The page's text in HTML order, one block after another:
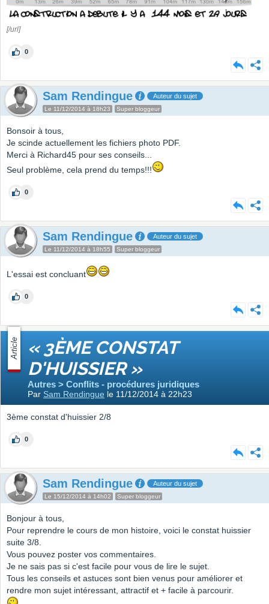
[/url]
0
Sam Rendingue Auteur du sujet
Le 11/12/2014 à 18h23 Super bloggeur
Bonsoir à tous,
Je scinde actuellement les fichiers photo PDF.
Merci à Richard45 pour ses conseils...
Seul problème, cela prend du temps!!!
0
Sam Rendingue Auteur du sujet
Le 11/12/2014 à 18h55 Super bloggeur
L'essai est concluant
0
Article « 3ÈME CONSTAT
D'HUISSIER »
Autres > Conflits - procédures juridiques
Par Sam Rendingue le 11/12/2014 à 22h23
3ème constat d'huissier 2/8
0
Sam Rendingue Auteur du sujet
Le 15/12/2014 à 14h02 Super bloggeur
Bonjour à tous,
Pour reprendre le cours de mon histoire, voici le constat huissier
suite 3/8.
Vous pouvez poster vos commentaires.
Je ne sais pas si c'est facile pour vous de lire le sujet.
Tous les conseils et astuces sont bien venus pour améliorer et
rendre mon sujet intéressant, attractif et + facile à parcourir.